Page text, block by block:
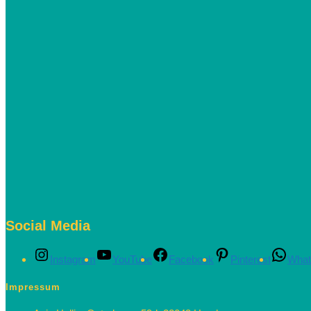
Social Media
Instagram YouTube Facebook Pinterest
Impressum